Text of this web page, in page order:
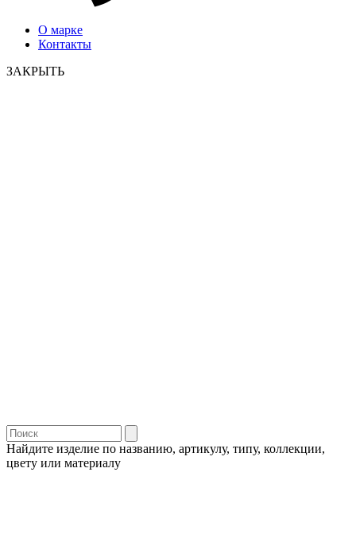
О марке
Контакты
ЗАКРЫТЬ
Найдите изделие по названию, артикулу, типу, коллекции,
цвету или материалу